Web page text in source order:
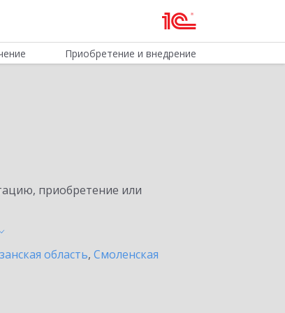
Приобретение и внедрение
приобретение или
область, Смоленская